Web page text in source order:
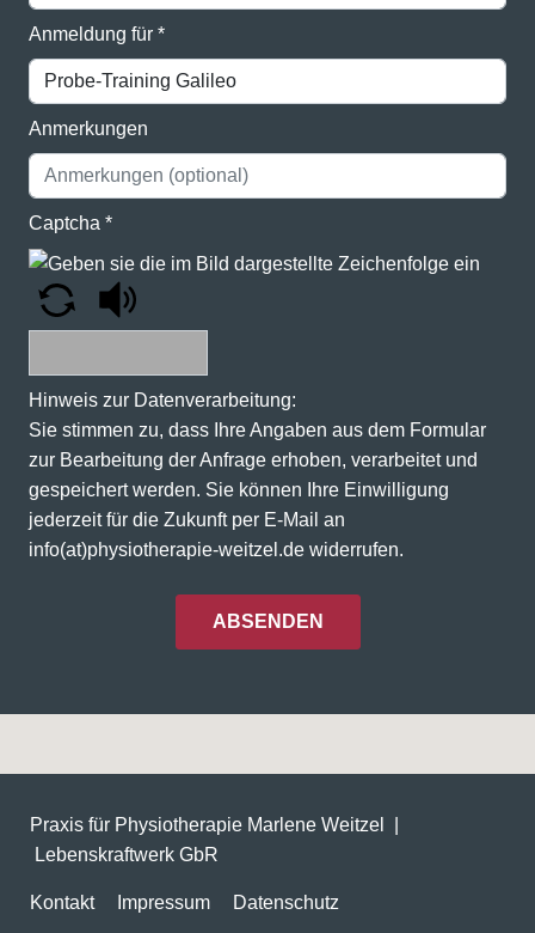
Anmeldung für *
Anmerkungen
Captcha *
Hinweis zur Datenverarbeitung:
Sie stimmen zu, dass Ihre Angaben aus dem Formular
zur Bearbeitung der Anfrage erhoben, verarbeitet und
gespeichert werden. Sie können Ihre Einwilligung
jederzeit für die Zukunft per E-Mail an
info(at)physiotherapie-weitzel.de widerrufen.
ABSENDEN
Praxis für Physiotherapie Marlene Weitzel |
Lebenskraftwerk GbR
Kontakt Impressum Datenschutz